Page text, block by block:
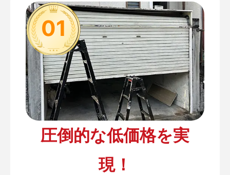
01
圧倒的な低価格を実
現！